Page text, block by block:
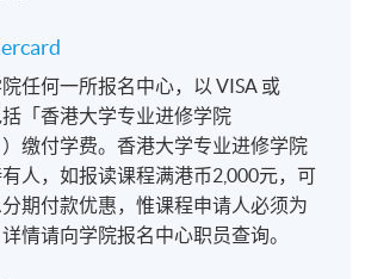
任何一所报名中心，以 VISA 或
「香港大学专业进修学院
缴付学费。香港大学专业进修学院
人，如报读课程满港币2,000元，可
期付款优惠，惟课程申请人必须为
情请向学院报名中心职员查询。